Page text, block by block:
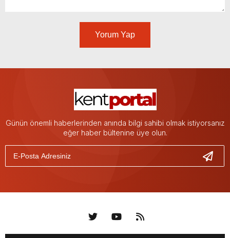
Yorum Yap
Günün önemli haberlerinden anında bilgi sahibi olmak istiyorsanız
eğer haber bültenine üye olun.